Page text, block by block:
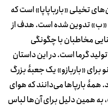
تخیلی «بارباپاپا» است که
«ب» تدوین شده است. هدف از
مخاطبان با چگونگی
گرما است. در این داستان
برای «باربازو» یک جعبۀ بزرگ
همۀ بارپاها می‌دانند که هوای
به همین دلیل برای آن‌ها لباس